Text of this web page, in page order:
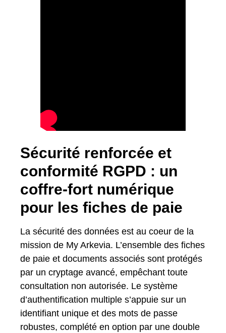
Sécurité renforcée et
conformité RGPD : un
coffre-fort numérique
pour les fiches de paie
La sécurité des données est au coeur de la
mission de My Arkevia. L’ensemble des fiches
de paie et documents associés sont protégés
par un cryptage avancé, empêchant toute
consultation non autorisée. Le système
d’authentification multiple s’appuie sur un
identifiant unique et des mots de passe
robustes, complété en option par une double